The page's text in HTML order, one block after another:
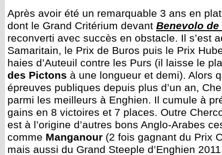
Après avoir été un remarquable 3 ans en
dont le Grand Critérium devant Benevolo de
reconverti avec succès en obstacle. Il s’est
Samaritain, le Prix de Buros puis le Prix
haies d’Auteuil contre les Purs (il laisse le
des Pictons à une longueur et demi). Alors
épreuves publiques depuis plus d’un an,
parmi les meilleurs à Enghien. Il cumule à
gains en 8 victoires et 7 places. Outre
est à l’origine d’autres bons Anglo-Arabes
comme Manganour (2 fois gagnant du Prix
mais aussi du Grand Steeple d’Enghien